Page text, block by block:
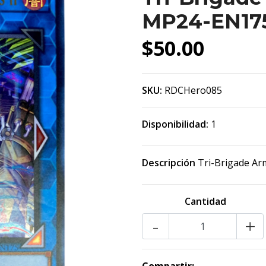
MP24-
$50.00
SKU: RDCHero085
Disponibilidad: 1
Descripción Tri-Brigade
Cantidad
+
-